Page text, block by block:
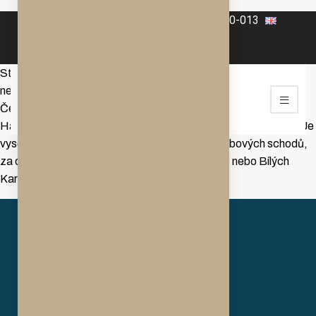
+420 568-860-013
Stupňovitá kamenná stavba na Zeleném kopci (491 m.n.m.)
nedaleko Dalešické přehrady je druhou nejstarší rozhlednou v
České republice. Postavena byla roku 1831 hrabětem
Haugwitzem pro potřeby vyměřování tzv. stabilního katastru. Je
vysoká 40m a na vrchol vede 105 původních dubových schodů,
za dobré viditelnosti z ní lze spatřit vrcholky Alp nebo Bílých
Karpat…